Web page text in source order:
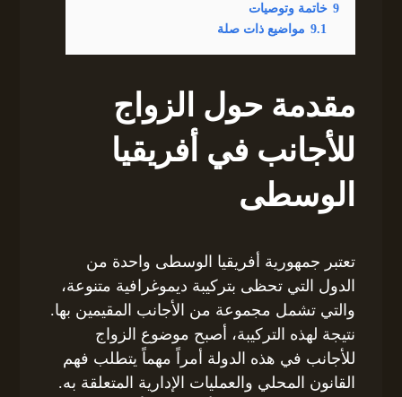
9 خاتمة وتوصيات
9.1 مواضيع ذات صلة
مقدمة حول الزواج
للأجانب في أفريقيا
الوسطى
تعتبر جمهورية أفريقيا الوسطى واحدة من
الدول التي تحظى بتركيبة ديموغرافية متنوعة،
والتي تشمل مجموعة من الأجانب المقيمين بها.
نتيجة لهذه التركيبة، أصبح موضوع الزواج
للأجانب في هذه الدولة أمراً مهماً يتطلب فهم
القانون المحلي والعمليات الإدارية المتعلقة به.